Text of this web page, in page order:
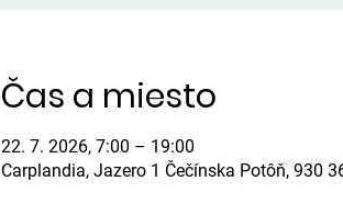
Čas a miesto
22. 7. 2026, 7:00 – 19:00
Carplandia, Jazero 1 Čečínska Potôň, 930